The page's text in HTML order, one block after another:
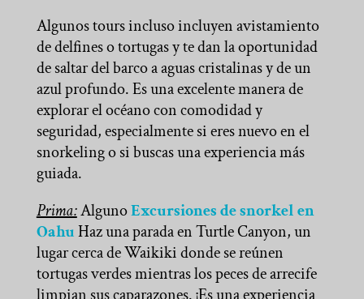
Algunos tours incluso incluyen avistamiento
de delfines o tortugas y te dan la oportunidad
de saltar del barco a aguas cristalinas y de un
azul profundo. Es una excelente manera de
explorar el océano con comodidad y
seguridad, especialmente si eres nuevo en el
snorkeling o si buscas una experiencia más
guiada.
Prima:AlgunoExcursiones de snorkel en
OahuHaz una parada en Turtle Canyon, un
lugar cerca de Waikiki donde se reúnen
tortugas verdes mientras los peces de arrecife